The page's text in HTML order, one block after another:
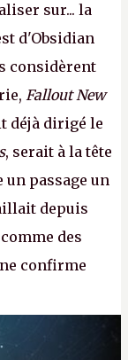
sur... la
d'Obsidian
considèrent
Fallout New
déjà dirigé le
, serait à la tête
un passage un
depuis
des
confirme
ils bossent
vs. Les